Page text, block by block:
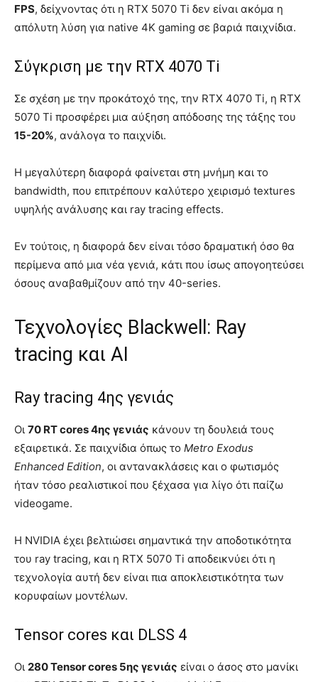
FPS, δείχνοντας ότι η RTX 5070 Ti δεν είναι ακόμα η
απόλυτη λύση για native 4K gaming σε βαριά παιχνίδια.
Σύγκριση με την RTX 4070 Ti
Σε σχέση με την προκάτοχό της, την RTX 4070 Ti, η RTX
5070 Ti προσφέρει μια αύξηση απόδοσης της τάξης του
15-20%, ανάλογα το παιχνίδι.
Η μεγαλύτερη διαφορά φαίνεται στη μνήμη και το
bandwidth, που επιτρέπουν καλύτερο χειρισμό textures
υψηλής ανάλυσης και ray tracing effects.
Εν τούτοις, η διαφορά δεν είναι τόσο δραματική όσο θα
περίμενα από μια νέα γενιά, κάτι που ίσως απογοητεύσει
όσους αναβαθμίζουν από την 40-series.
Τεχνολογίες Blackwell: Ray
tracing και AI
Ray tracing 4ης γενιάς
Οι 70 RT cores 4ης γενιάς κάνουν τη δουλειά τους
εξαιρετικά. Σε παιχνίδια όπως το Metro Exodus
Enhanced Edition, οι αντανακλάσεις και ο φωτισμός
ήταν τόσο ρεαλιστικοί που ξέχασα για λίγο ότι παίζω
videogame.
Η NVIDIA έχει βελτιώσει σημαντικά την αποδοτικότητα
του ray tracing, και η RTX 5070 Ti αποδεικνύει ότι η
τεχνολογία αυτή δεν είναι πια αποκλειστικότητα των
κορυφαίων μοντέλων.
Tensor cores και DLSS 4
Οι 280 Tensor cores 5ης γενιάς είναι ο άσος στο μανίκι